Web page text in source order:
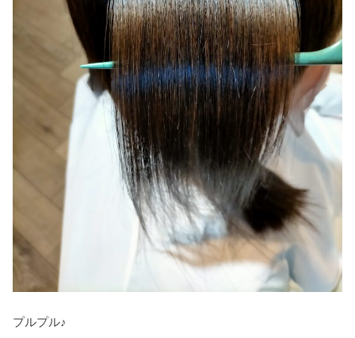
プルプル♪